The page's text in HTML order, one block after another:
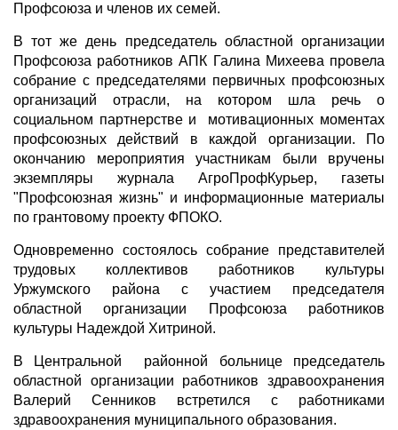
Профсоюза и членов их семей.
В тот же день председатель областной организации
Профсоюза работников АПК Галина Михеева провела
собрание с председателями первичных профсоюзных
организаций отрасли, на котором шла речь о
социальном партнерстве и мотивационных моментах
профсоюзных действий в каждой организации. По
окончанию мероприятия участникам были вручены
экземпляры журнала АгроПрофКурьер, газеты
"Профсоюзная жизнь" и информационные материалы
по грантовому проекту ФПОКО.
Одновременно состоялось собрание представителей
трудовых коллективов работников культуры
Уржумского района с участием председателя
областной организации Профсоюза работников
культуры Надеждой Хитриной.
В Центральной районной больнице председатель
областной организации работников здравоохранения
Валерий Сенников встретился с работниками
здравоохранения муниципального образования.